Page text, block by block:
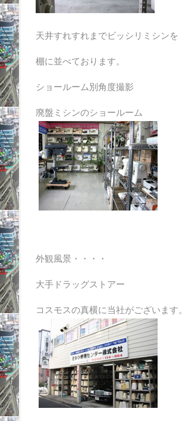
天井すれすれまでビッシリミシンを
棚に並べております。
ショールーム別角度撮影
廃盤ミシンのショールーム
外観風景・・・・
大手ドラッグストアー
コスモスの真横に当社がございます。